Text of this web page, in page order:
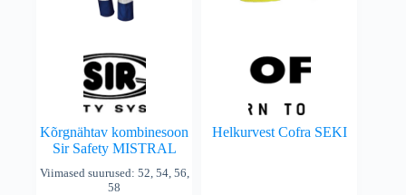
Kõrgnähtav kombinesoon
Sir Safety MISTRAL
Viimased suurused: 52, 54, 56,
58
Helkurvest Cofra SEKI